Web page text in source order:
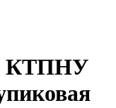
КТПНУ